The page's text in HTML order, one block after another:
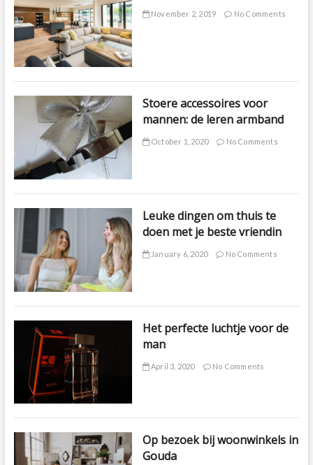
November 2, 2019 No Comments
Stoere accessoires voor
mannen: de leren armband
October 1, 2020 No Comments
Leuke dingen om thuis te
doen met je beste vriendin
January 6, 2020 No Comments
Het perfecte luchtje voor de
man
April 3, 2020 No Comments
Op bezoek bij woonwinkels in
Gouda